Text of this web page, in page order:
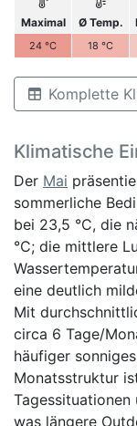
Maximal Ø Temp.
24 °C 18 °C
Komplette
Klimatische
Der Mai
sommerliche
bei 23,5 °C, die
°C; die mittlere
eine deutlich
Mit
circa 6 Tage/
häufiger
Monatsstruktur
Tagessituationen
was längere